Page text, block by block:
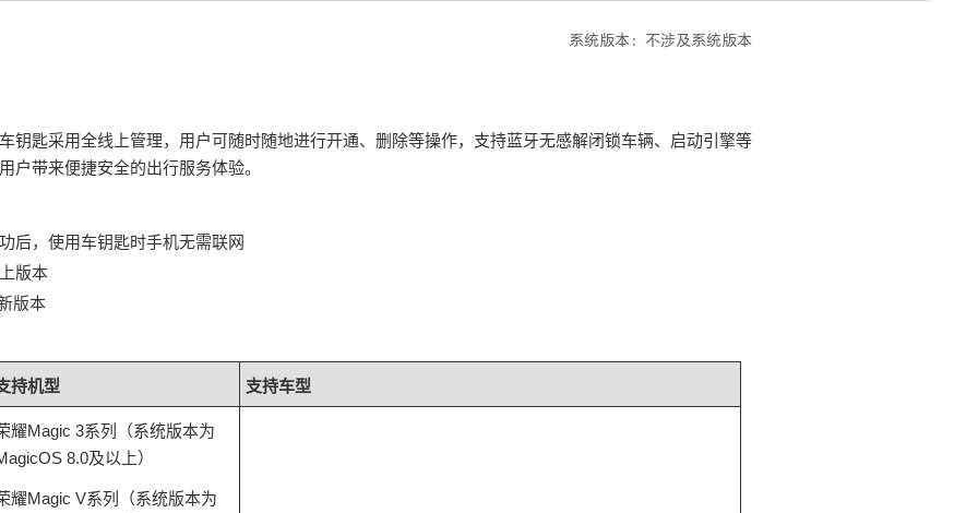
系统版本： 不涉及系统版本
钥匙采用全线上管理，用户可随时随地进行开通、删除等操作，支持蓝牙无感解闭锁车辆、启动引擎等
户带来便捷安全的出行服务体验。
后，使用车钥匙时手机无需联网
版本
版本
持机型 支持车型
耀Magic 3系列（系统版本为
8.0及以上）
耀Magic V系列（系统版本为